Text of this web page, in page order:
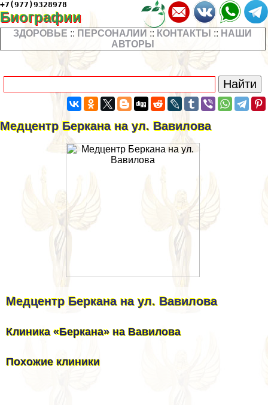
+7(977)9328978
Биографии
ЗДОРОВЬЕ :: ПЕРСОНАЛИИ :: КОНТАКТЫ :: НАШИ
АВТОРЫ
Медцентр Беркана на ул. Вавилова
Медцентр Беркана на ул. Вавилова
Клиника «Беркана» на Вавилова
Похожие клиники